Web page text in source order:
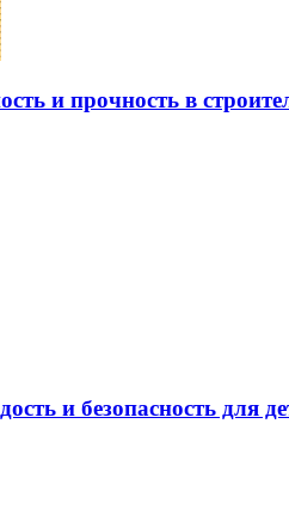
и прочность в
и безопасность для